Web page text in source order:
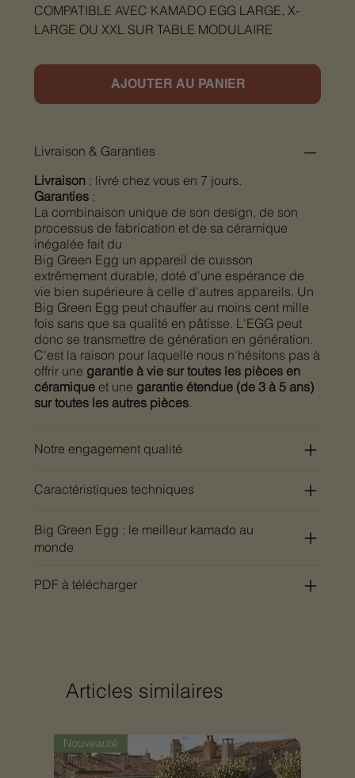
COMPATIBLE AVEC KAMADO EGG LARGE, X-
LARGE OU XXL SUR TABLE MODULAIRE
AJOUTER AU PANIER
Livraison & Garanties
Livraison: livré chez vous en 7 jours.
Garanties:
La combinaison unique de son design, de son
processus de fabrication et de sa céramique
inégalée fait du
Big Green Egg un appareil de cuisson
extrêmement durable, doté d'une espérance de
vie bien supérieure à celle d'autres appareils. Un
Big Green Egg peut chauffer au moins cent mille
fois sans que sa qualité en pâtisse. L'EGG peut
donc se transmettre de génération en génération.
C'est la raison pour laquelle nous n'hésitons pas à
offrir une garantie à vie sur toutes les pièces en
céramiqueet une garantie étendue (de 3 à 5 ans)
sur toutes les autres pièces.
Notre engagement qualité
Caractéristiques techniques
Big Green Egg : le meilleur kamado au
monde
PDF à télécharger
Articles similaires
Nouveauté